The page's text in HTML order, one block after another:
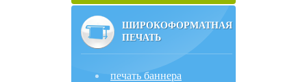
ШИРОКОФОРМАТНАЯ
ПЕЧАТЬ
печать баннера